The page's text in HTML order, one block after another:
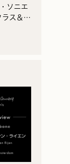
ソニエ
ラス＆ト